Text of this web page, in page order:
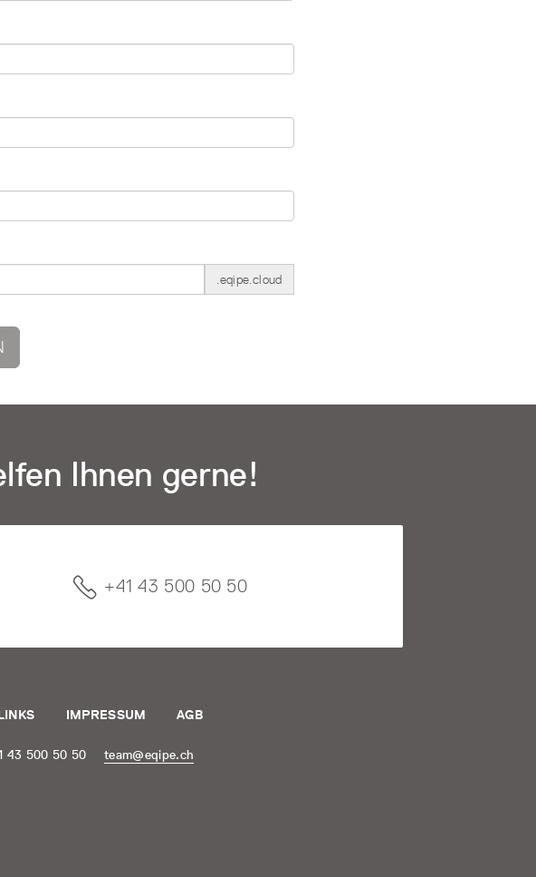
.eqipe.cloud
Ihnen gerne!
+41 43 500 50 50
IMPRESSUM AGB
43 500 50 50 team@eqipe.ch